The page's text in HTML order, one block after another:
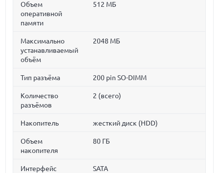
Объем
оперативной
памяти
512 МБ
Максимально
устанавливаемый
объём
2048 МБ
Тип разъёма 200 pin SO-DIMM
Количество
разъёмов
2 (всего)
Накопитель жесткий диск (HDD)
Объем
накопителя
80 ГБ
Интерфейс
SATA